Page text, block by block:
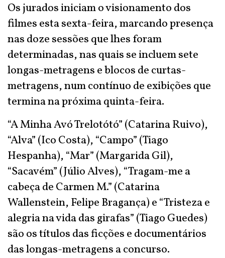
Os jurados iniciam o visionamento dos
filmes esta sexta-feira, marcando presença
nas doze sessões que lhes foram
determinadas, nas quais se incluem sete
longas-metragens e blocos de curtas-
metragens, num contínuo de exibições que
termina na próxima quinta-feira.
“A Minha Avó Trelotótó” (Catarina Ruivo),
“Alva” (Ico Costa), “Campo” (Tiago
Hespanha), “Mar” (Margarida Gil),
“Sacavém” (Júlio Alves), “Tragam-me a
cabeça de Carmen M.” (Catarina
Wallenstein, Felipe Bragança) e “Tristeza e
alegria na vida das girafas” (Tiago Guedes)
são os títulos das ficções e documentários
das longas-metragens a concurso.